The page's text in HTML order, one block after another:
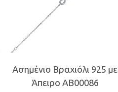
Ασημένιο Βραχιόλι 925 με
Άπειρο AB00086